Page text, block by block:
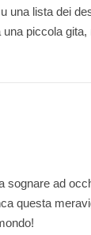
una lista dei
piccola
sognare ad
questa